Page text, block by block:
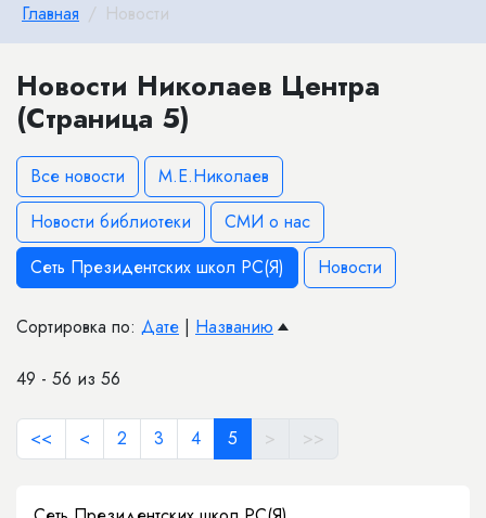
Главная Новости
Новости Николаев Центра
(Страница 5)
Все новости
М.Е.Николаев
Новости библиотеки
СМИ о нас
Сеть Президентских школ РС(Я)
Новости
Сортировка по: Дате | Названию
49 - 56 из 56
<< < 2 3 4 5 > >>